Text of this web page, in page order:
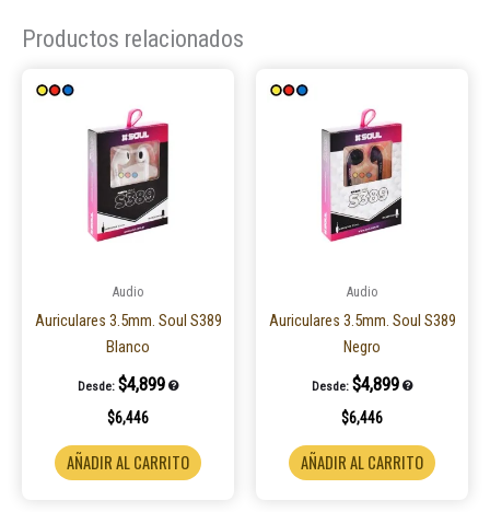
Productos relacionados
Audio
Auriculares 3.5mm. Soul S389
Blanco
Desde: $4,899
$6,446
AÑADIR AL CARRITO
Audio
Auriculares 3.5mm. Soul S389
Negro
Desde: $4,899
$6,446
AÑADIR AL CARRITO